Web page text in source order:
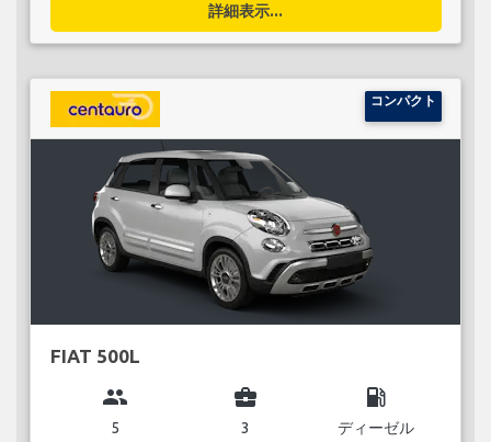
詳細表示...
コンパクト
FIAT 500L
group
5
business_center
3
local_gas_station
ディーゼル